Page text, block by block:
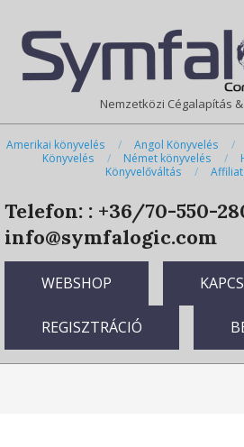
content
Navigation
Menu
Nemzetközi Cégalapítás
Amerikai könyvelés Angol Könyvelés
Könyvelés
Német könyvelés
Könyvelőváltás
Telefon: : +36/70-550-
info@symfalogic.com
WEBSHOP
REGISZTRÁCIÓ